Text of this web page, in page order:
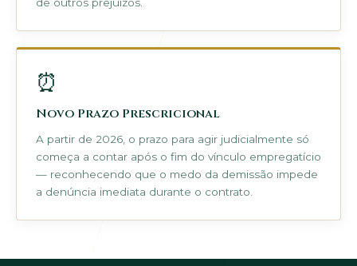
⏰
Novo Prazo Prescricional
A partir de 2026, o prazo para agir judicialmente só
começa a contar após o fim do vínculo empregatício
— reconhecendo que o medo da demissão impede
a denúncia imediata durante o contrato.